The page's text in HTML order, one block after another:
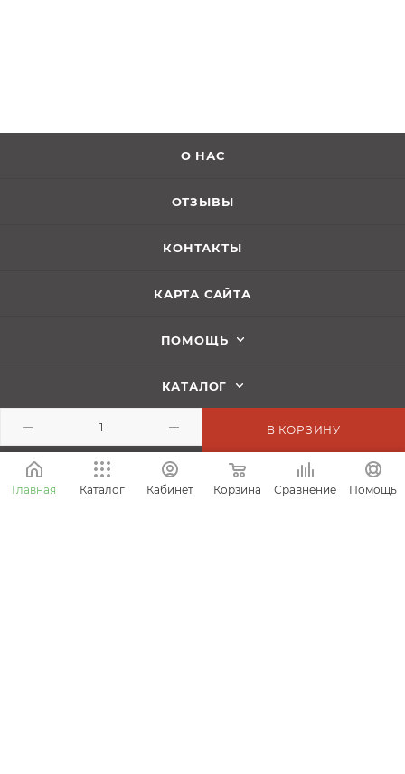
В КОРЗИНУ
О НАС
ОТЗЫВЫ
КОНТАКТЫ
КАРТА САЙТА
ПОМОЩЬ
КАТАЛОГ
СТАТЬИ
Главная Каталог Кабинет Корзина Сравнение Помощь